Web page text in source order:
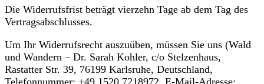
Die Widerrufsfrist beträgt vierzehn Tage ab dem Tag des
Vertragsabschlusses.
Um Ihr Widerrufsrecht auszuüben, müssen Sie uns (Wald
und Wandern – Dr. Sarah Kohler, c/o Stelzenhaus,
Rastatter Str. 39, 76199 Karlsruhe, Deutschland,